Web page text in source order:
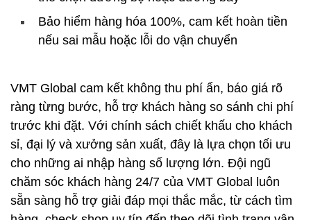
Bảo hiểm hàng hóa 100%, cam kết hoàn tiền
nếu sai mẫu hoặc lỗi do vận chuyển
VMT Global cam kết không thu phí ẩn, báo giá rõ
ràng từng bước, hỗ trợ khách hàng so sánh chi phí
trước khi đặt. Với chính sách chiết khấu cho khách
sỉ, đại lý và xưởng sản xuất, đây là lựa chọn tối ưu
cho những ai nhập hàng số lượng lớn. Đội ngũ
chăm sóc khách hàng 24/7 của VMT Global luôn
sẵn sàng hỗ trợ giải đáp mọi thắc mắc, từ cách tìm